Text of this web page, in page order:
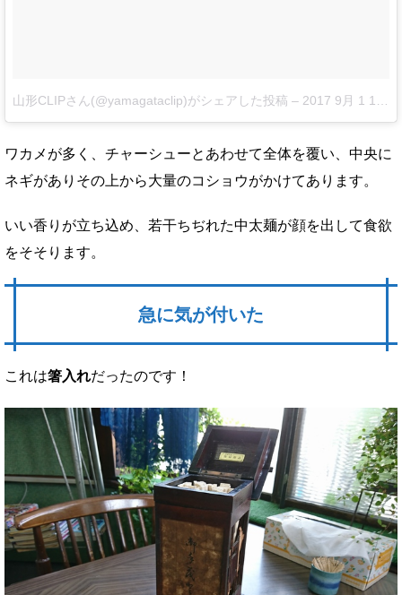
山形CLIPさん(@yamagataclip)がシェアした投稿 – 2017 9月 1 11:32午後 PDT
ワカメが多く、チャーシューとあわせて全体を覆い、中央に
ネギがありその上から大量のコショウがかけてあります。
いい香りが立ち込め、若干ちぢれた中太麺が顔を出して食欲
をそそります。
急に気が付いた
これは箸入れだったのです！